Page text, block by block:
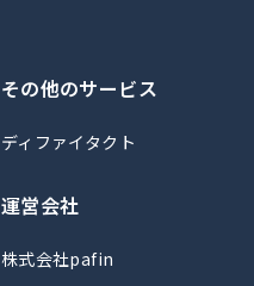
その他のサービス
ディファイタクト
運営会社
株式会社pafin